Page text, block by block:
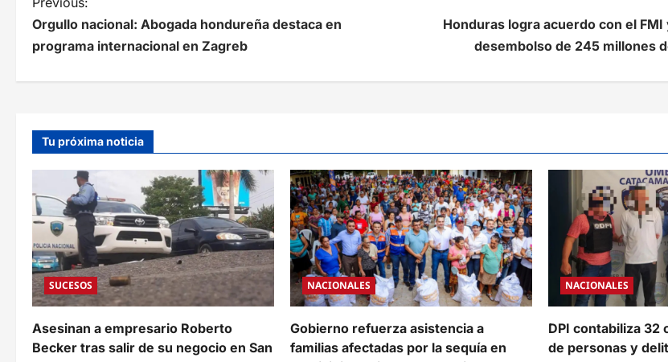
N
a
a
i
ó
n
d
e
e
Orgullo nacional: Abogada hondureña destaca en
programa internacional en Zagreb
Honduras logra acuerdo con el
desembolso de 245 millones
Tu próxima noticia
SUCESOS
Asesinan a empresario Roberto
Becker tras salir de su negocio en San
NACIONALES
Gobierno refuerza asistencia a
familias afectadas por la sequía en
NACIONALES
DPI contabiliza 32
de personas y